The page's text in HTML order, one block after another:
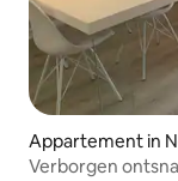
Appartement in
Verborgen